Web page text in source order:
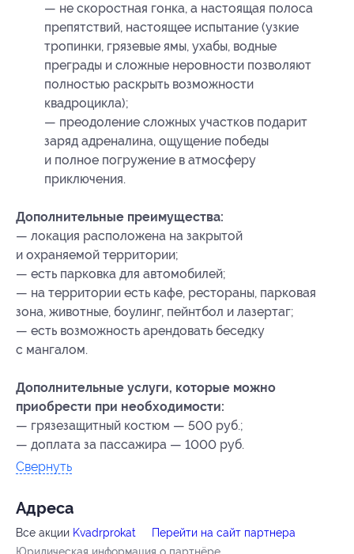
— не скоростная гонка, а настоящая полоса
препятствий, настоящее испытание (узкие
тропинки, грязевые ямы, ухабы, водные
преграды и сложные неровности позволяют
полностью раскрыть возможности
квадроцикла);
— преодоление сложных участков подарит
заряд адреналина, ощущение победы
и полное погружение в атмосферу
приключения.
Дополнительные преимущества:
— локация расположена на закрытой
и охраняемой территории;
— есть парковка для автомобилей;
— на территории есть кафе, рестораны, парковая
зона, животные, боулинг, пейнтбол и лазертаг;
— есть возможность арендовать беседку
с мангалом.
Дополнительные услуги, которые можно
приобрести при необходимости:
— грязезащитный костюм — 500 руб.;
— доплата за пассажира — 1000 руб.
Свернуть
Адресa
Все акции Kvadrprokat
Перейти на сайт партнера